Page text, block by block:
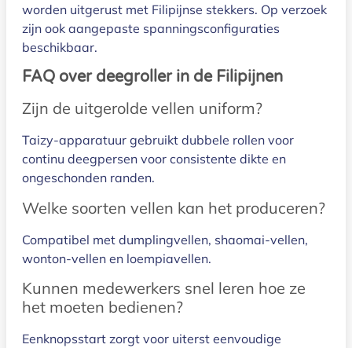
worden uitgerust met Filipijnse stekkers. Op verzoek
zijn ook aangepaste spanningsconfiguraties
beschikbaar.
FAQ over deegroller in de Filipijnen
Zijn de uitgerolde vellen uniform?
Taizy-apparatuur gebruikt dubbele rollen voor
continu deegpersen voor consistente dikte en
ongeschonden randen.
Welke soorten vellen kan het produceren?
Compatibel met dumplingvellen, shaomai-vellen,
wonton-vellen en loempiavellen.
Kunnen medewerkers snel leren hoe ze
het moeten bedienen?
Eenknopsstart zorgt voor uiterst eenvoudige